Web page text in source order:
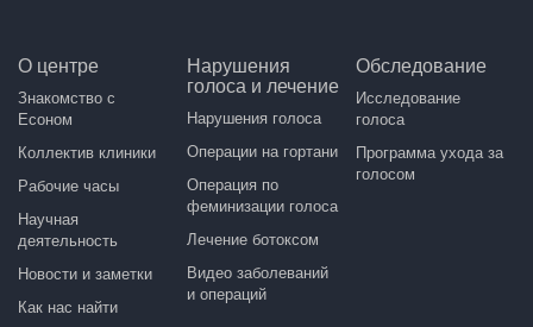
О центре
Знакомство с
Есоном
Коллектив клиники
Рабочие часы
Научная
деятельность
Новости и заметки
Как нас найти
Нарушения
голоса и лечение
Нарушения голоса
Операции на гортани
Операция по
феминизации голоса
Лечение ботоксом
Видео заболеваний
и операций
Обследование
Исследование
голоса
Программа ухода за
голосом